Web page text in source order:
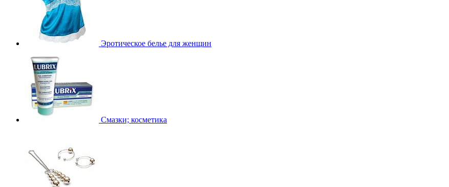
Эротическое белье для женщин
Смазки; косметика